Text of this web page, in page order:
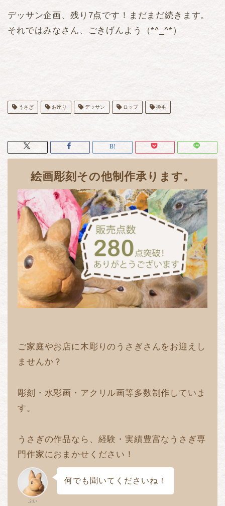
デッサン企画、残り7点です！まだまだ続きます。
それではみなさん、ごきげんよう（*^_^*）
うさぎ お座り デッサン ロップ 換毛
絵画彫刻その他制作承ります。
ご家庭やお店に木彫りのうさぎさんをお迎えし
ませんか？
彫刻・水彩画・アクリル画等多数制作していま
す。
うさぎの作品なら、経験・実績豊富なうさぎ専
門作家におまかせください！
ぷい
何でも聞いてくださいね！